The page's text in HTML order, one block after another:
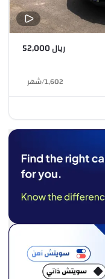
ريال 52,000
1,602
/شهر